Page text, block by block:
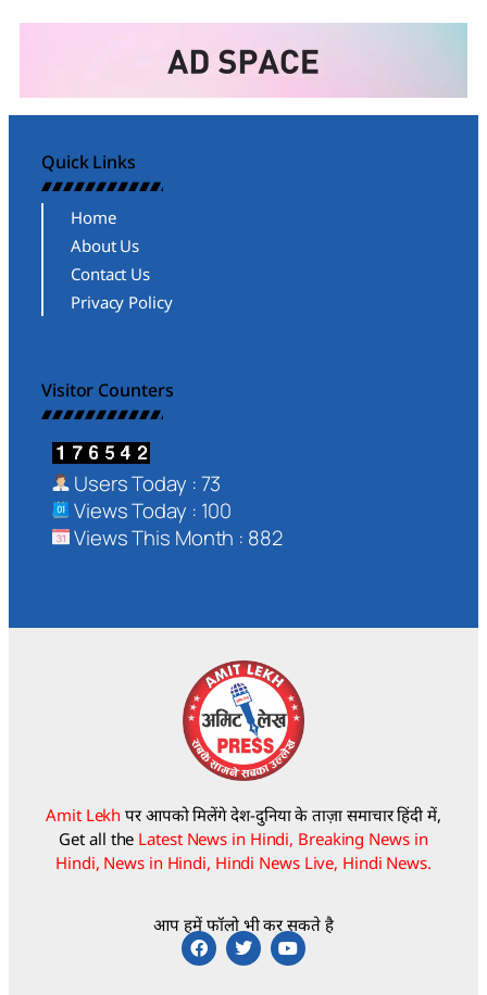
Quick Links
Home
About Us
Contact Us
Privacy Policy
Visitor Counters
Users Today : 73
Views Today : 100
Views This Month : 882
Amit Lekh पर आपको मिलेंगे देश-दुनिया के ताज़ा समाचार हिंदी में,
Get all the Latest News in Hindi, Breaking News in
Hindi, News in Hindi, Hindi News Live, Hindi News.
आप हमें फॉलो भी कर सकते है